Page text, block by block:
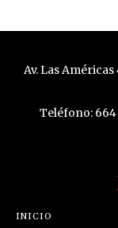
Av. Las Américas
Teléfono: 664
INICIO